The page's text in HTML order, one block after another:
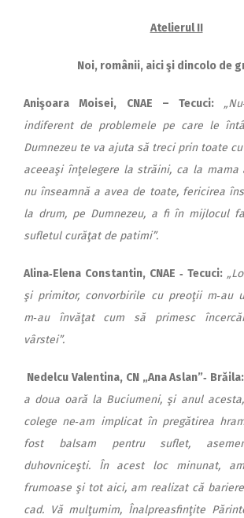
Atelierul II
Noi, românii, aici şi dincolo de
Anişoara Moisei, CNAE – Te­cuci:
indiferent de problemele pe care le
Dumnezeu te va ajuta să treci prin toate
aceeaşi înţelegere la străini, ca la mama
nu înseamnă a avea de toate, fericirea
la drum, pe Dumnezeu, a fi în mijlocul
sufletul curăţat de patimi”.
Alina‑Elena Con­stantin, CNAE ‑ Tecuci:
şi primitor, convorbirile cu preoţii m‑au
m‑au învăţat cum să primesc
vârstei”.
Nedelcu Valentina, CN „Ana Aslan”‑ Brăila:
a doua oară la Buciumeni, şi anul
colege ne‑am implicat în pregătirea
fost balsam pentru suflet,
duhovniceşti. În acest loc minunat,
frumoase şi tot aici, am realizat că
cad. Vă mulţumim, Înalpreasfinţite